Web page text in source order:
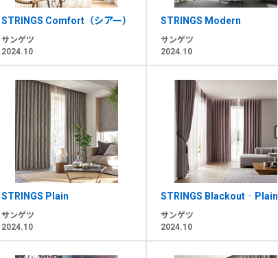
STRINGS Comfort（シアー）
サンゲツ
2024.10
STRINGS Modern
サンゲツ
2024.10
STRINGS Plain
サンゲツ
2024.10
STRINGS Blackout‐Plain
サンゲツ
2024.10